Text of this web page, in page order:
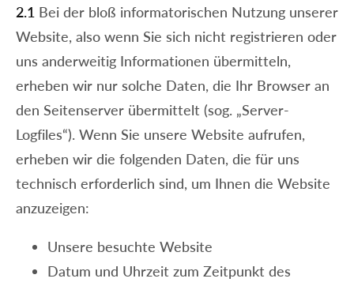
2.1 Bei der bloß informatorischen Nutzung unserer
Website, also wenn Sie sich nicht registrieren oder
uns anderweitig Informationen übermitteln,
erheben wir nur solche Daten, die Ihr Browser an
den Seitenserver übermittelt (sog. „Server-
Logfiles“). Wenn Sie unsere Website aufrufen,
erheben wir die folgenden Daten, die für uns
technisch erforderlich sind, um Ihnen die Website
anzuzeigen:
Unsere besuchte Website
Datum und Uhrzeit zum Zeitpunkt des